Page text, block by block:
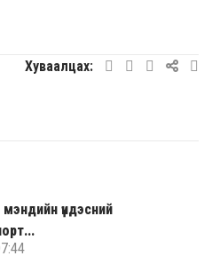
Хуваалцах:
мэндийн үндэсний